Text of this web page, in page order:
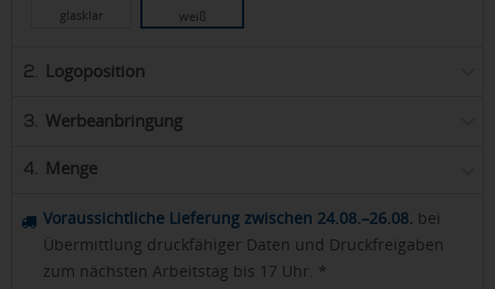
glasklar weiß
2. Logoposition
3. Werbeanbringung
4. Menge
Voraussichtliche Lieferung zwischen 24.08.–26.08. bei
Übermittlung druckfähiger Daten und Druckfreigaben
zum nächsten Arbeitstag bis 17 Uhr. *